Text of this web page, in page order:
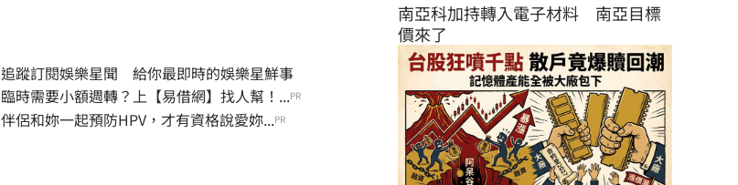
追蹤訂閱娛樂星聞 給你最即時的娛樂星鮮事
臨時需要小額週轉？上【易借網】找人幫！...PR
伴侶和妳一起預防HPV，才有資格說愛妳...PR
南亞科加持轉入電子材料　南亞目標
價來了